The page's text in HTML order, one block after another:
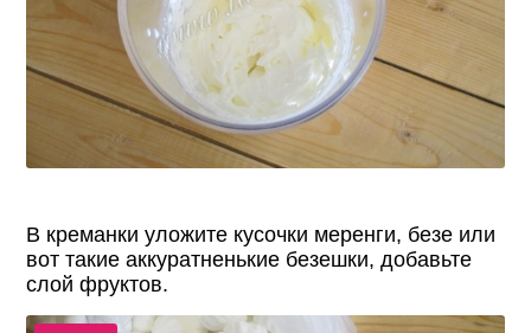
В креманки уложите кусочки меренги, безе или
вот такие аккуратненькие безешки, добавьте
слой фруктов.